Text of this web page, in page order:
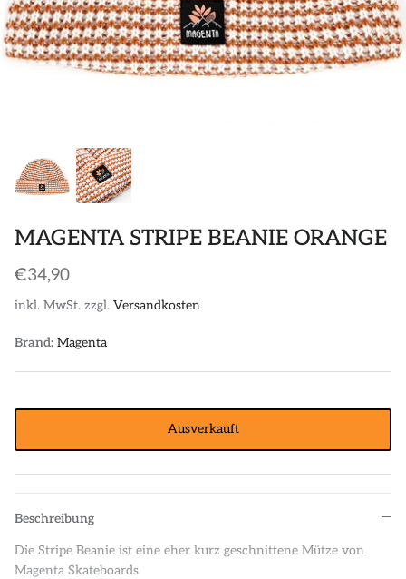
POLOS
STICKER
DIVERSE ACCESSORIES
MAGENTA STRIPE BEANIE ORANGE
€34,90
inkl. MwSt. zzgl. Versandkosten
Brand: Magenta
Ausverkauft
Beschreibung
Die Stripe Beanie ist eine eher kurz geschnittene Mütze von
Magenta Skateboards